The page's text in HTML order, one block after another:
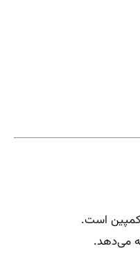
کمپین است.
می‌دهد.